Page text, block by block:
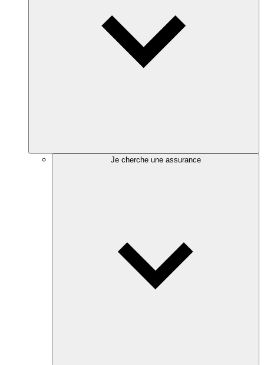
Je cherche une assurance